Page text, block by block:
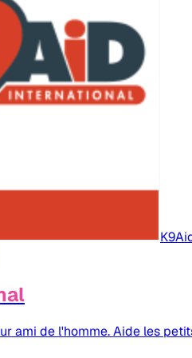
ami de l'homme. Aide les